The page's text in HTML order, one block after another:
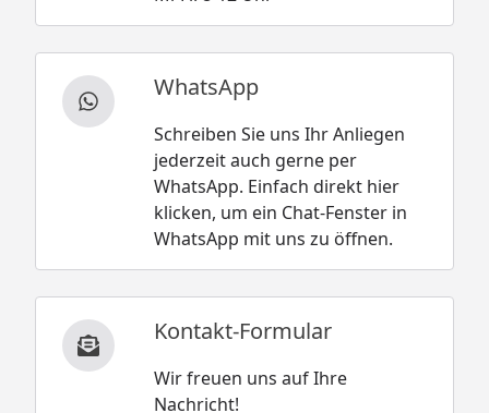
WhatsApp
Schreiben Sie uns Ihr Anliegen
jederzeit auch gerne per
WhatsApp. Einfach direkt hier
klicken, um ein Chat-Fenster in
WhatsApp mit uns zu öffnen.
Kontakt-Formular
Wir freuen uns auf Ihre
Nachricht!